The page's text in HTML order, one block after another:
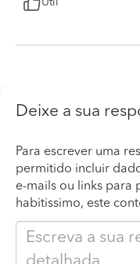
Deixe a sua
Para escrever uma
permitido incluir
e-mails ou links para
habitissimo, este